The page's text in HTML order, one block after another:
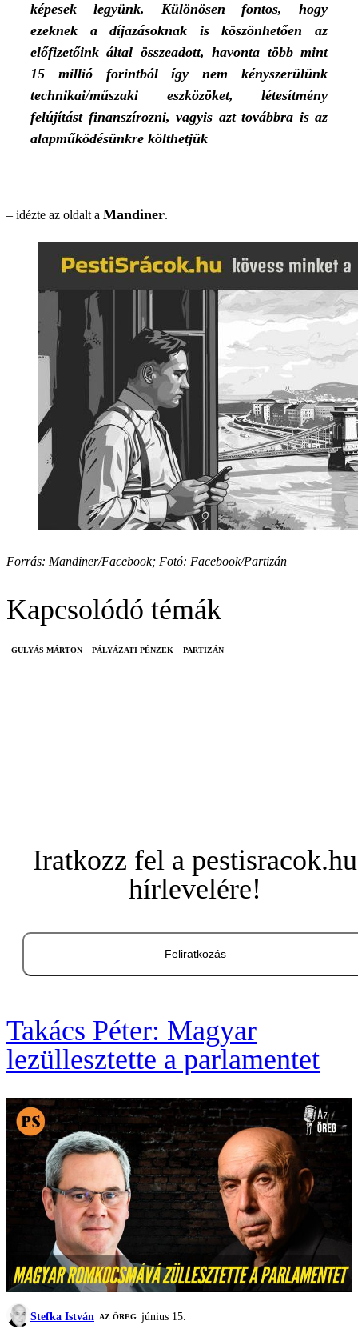
képesek legyünk. Különösen fontos, hogy
ezeknek a díjazásoknak is köszönhetően az
előfizetőink által összeadott, havonta több mint
15 millió forintból így nem kényszerülünk
technikai/műszaki eszközöket, létesítmény
felújítást finanszírozni, vagyis azt továbbra is az
alapműködésünkre költhetjük
– idézte az oldalt a Mandiner.
Forrás: Mandiner/Facebook; Fotó: Facebook/Partizán
Kapcsolódó témák
GULYÁS MÁRTON PÁLYÁZATI PÉNZEK PARTIZÁN
Iratkozz fel a pestisracok.hu
hírlevelére!
Feliratkozás
Takács Péter: Magyar
lezüllesztette a parlamentet
Stefka István AZ ÖREG június 15.